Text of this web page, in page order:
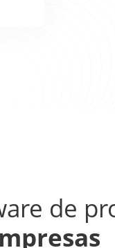
de